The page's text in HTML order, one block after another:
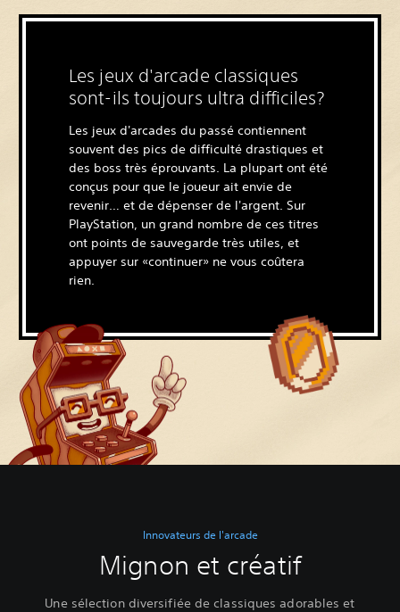
Les jeux d'arcade classiques
sont-ils toujours ultra difficiles?
Les jeux d'arcades du passé contiennent
souvent des pics de difficulté drastiques et
des boss très éprouvants. La plupart ont été
conçus pour que le joueur ait envie de
revenir… et de dépenser de l'argent. Sur
PlayStation, un grand nombre de ces titres
ont points de sauvegarde très utiles, et
appuyer sur «continuer» ne vous coûtera
rien.
Innovateurs de l'arcade
Mignon et créatif
Une sélection diversifiée de classiques adorables et